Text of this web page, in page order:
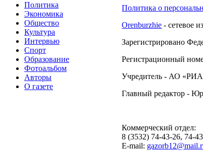
Политика
Экономика
Общество
Культура
Интервью
Спорт
Образование
Фотоальбом
Авторы
О газете
Политика о
Orenburzhie - сетевое
Зарегистрировано
Регистрационный
Учредитель - АО
Главный редактор -
Коммерческий отдел:
8 (3532) 74-43-26, 74-
E-mail: